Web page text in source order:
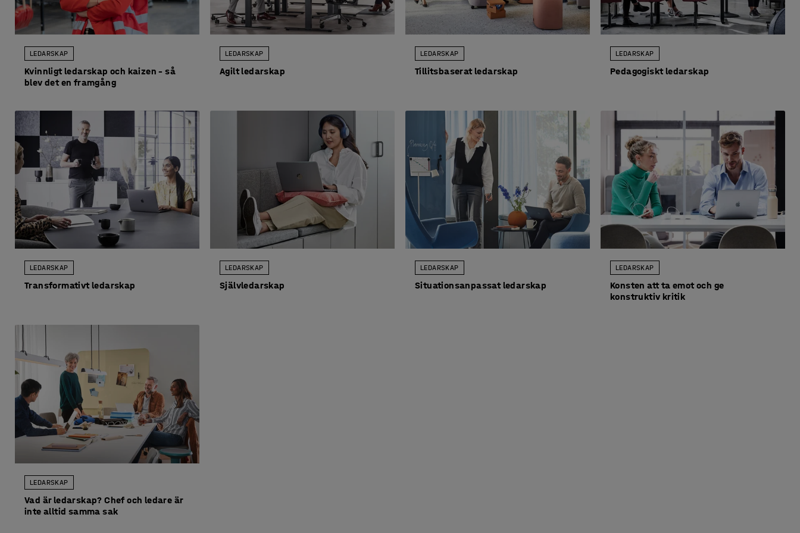
LEDARSKAP
Kvinnligt ledarskap och kaizen – så
blev det en framgång
LEDARSKAP
Agilt ledarskap
LEDARSKAP
Tillitsbaserat ledarskap
LEDARSKAP
Pedagogiskt ledarskap
LEDARSKAP
Transformativt ledarskap
LEDARSKAP
Självledarskap
LEDARSKAP
Situationsanpassat ledarskap
LEDARSKAP
Konsten att ta emot och ge
konstruktiv kritik
LEDARSKAP
Vad är ledarskap? Chef och ledare är
inte alltid samma sak